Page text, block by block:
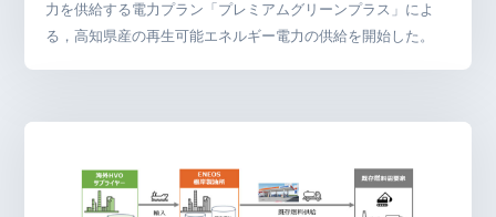
力を供給する電力プラン「プレミアムグリーンプラス」によ
る，高知県産の再生可能エネルギー電力の供給を開始した。